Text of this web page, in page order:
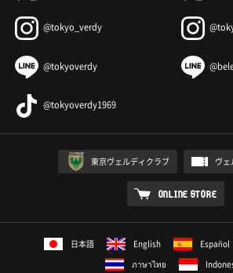
@tokyo_verdy
@tokyoverdy
@tokyoverdy1969
東京ヴェルディクラブ ヴ
ONLINE STORE
日本語 English Español
ภาษาไทย